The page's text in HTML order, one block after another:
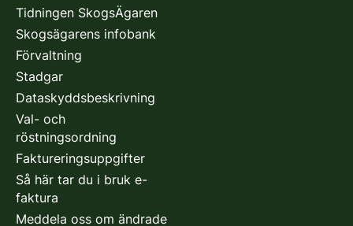
Tidningen SkogsÄgaren
Skogsägarens infobank
Förvaltning
Stadgar
Dataskyddsbeskrivning
Val- och
röstningsordning
Faktureringsuppgifter
Så här tar du i bruk e-
faktura
Meddela oss om ändrade